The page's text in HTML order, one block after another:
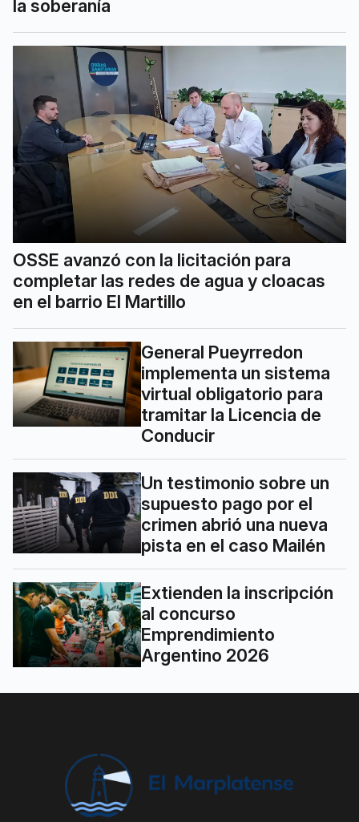
la soberanía
OSSE avanzó con la licitación para
completar las redes de agua y cloacas
en el barrio El Martillo
General Pueyrredon
implementa un sistema
virtual obligatorio para
tramitar la Licencia de
Conducir
Un testimonio sobre un
supuesto pago por el
crimen abrió una nueva
pista en el caso Mailén
Extienden la inscripción
al concurso
Emprendimiento
Argentino 2026